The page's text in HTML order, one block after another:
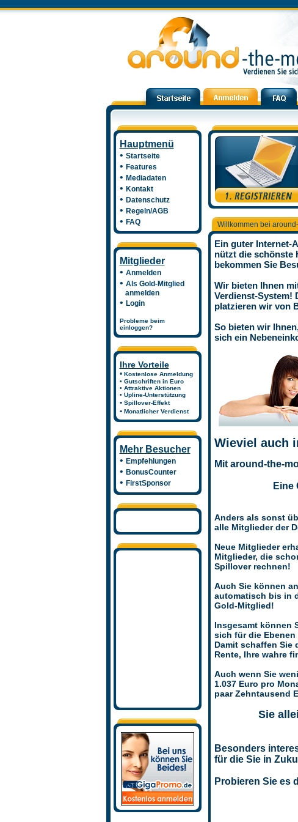
Hauptmenü
• Startseite
• Features
• Mediadaten
• Kontakt
• Datenschutz
• Regeln/AGB
• FAQ
Mitglieder
• Anmelden
• Als Gold-Mitglied
anmelden
• Login
Probleme beim
einloggen?
Ihre Vorteile
• Kostenlose Anmeldung
• Gutschriften in Euro
• Attraktive Aktionen
• Upline-Unterstützung
• Spillover-Effekt
• Monatlicher Verdienst
Mehr Besucher
• Empfehlungen
• BonusCounter
• FirstSponsor
Willkommen bei
Ein guter Internet-
nützt die schönste
bekommen Sie
Wir bieten Ihnen
Verdienst-System!
platzieren wir von
So bieten wir
sich ein
Wieviel auch
Mit around-the-
Eine
Anders als sonst
alle Mitglieder der
Neue Mitglieder
Mitglieder, die
Spillover rechnen!
Auch Sie können
automatisch bis in
Gold-Mitglied!
Insgesamt können
sich für die
Damit schaffen Sie
Rente, Ihre wahre
Auch wenn Sie
1.037 Euro pro
paar Zehntausend
Sie
Besonders
für die Sie in
Probieren Sie es